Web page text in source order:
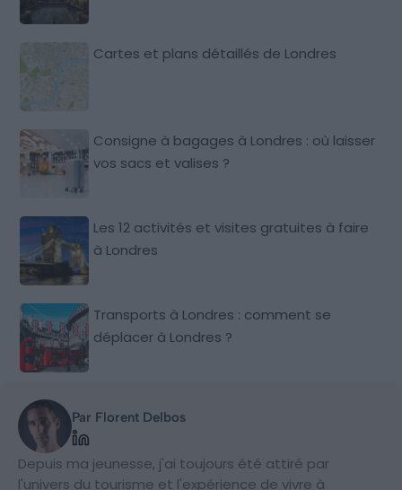
Cartes et plans détaillés de Londres
Consigne à bagages à Londres : où laisser
vos sacs et valises ?
Les 12 activités et visites gratuites à faire
à Londres
Transports à Londres : comment se
déplacer à Londres ?
Par Florent Delbos
Depuis ma jeunesse, j'ai toujours été attiré par
l'univers du tourisme et l'expérience de vivre à